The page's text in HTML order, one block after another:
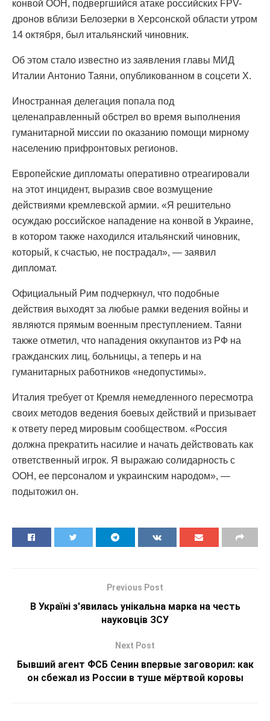
конвой ООН, подвергшийся атаке российских FPV-
дронов вблизи Белозерки в Херсонской области утром
14 октября, был итальянский чиновник.
Об этом стало известно из заявления главы МИД
Италии Антонио Таяни, опубликованном в соцсети Х.
Иностранная делегация попала под
целенаправленный обстрел во время выполнения
гуманитарной миссии по оказанию помощи мирному
населению прифронтовых регионов.
Европейские дипломаты оперативно отреагировали
на этот инцидент, выразив свое возмущение
действиями кремлевской армии. «Я решительно
осуждаю российское нападение на конвой в Украине,
в котором также находился итальянский чиновник,
который, к счастью, не пострадал», — заявил
дипломат.
Официальный Рим подчеркнул, что подобные
действия выходят за любые рамки ведения войны и
являются прямым военным преступлением. Таяни
также отметил, что нападения оккупантов из РФ на
гражданских лиц, больницы, а теперь и на
гуманитарных работников «недопустимы».
Италия требует от Кремля немедленного пересмотра
своих методов ведения боевых действий и призывает
к ответу перед мировым сообществом. «Россия
должна прекратить насилие и начать действовать как
ответственный игрок. Я выражаю солидарность с
ООН, ее персоналом и украинским народом», —
подытожил он.
Previous Post
В Україні з'явилась унікальна марка на честь
науковців ЗСУ
Next Post
Бывший агент ФСБ Сенин впервые заговорил: как
он сбежал из России в туше мёртвой коровы